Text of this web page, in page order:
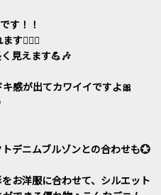
す！！
す🙆‍♀️✨
見えます💪🎶
感が出てカワイイですよ🎀
デニムブルゾンとの合わせも💮
お洋服に合わせて、シルエット